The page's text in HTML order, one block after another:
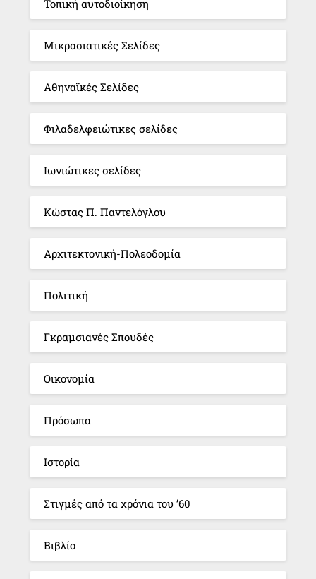
Τοπική αυτοδιοίκηση
Μικρασιατικές Σελίδες
Αθηναϊκές Σελίδες
Φιλαδελφειώτικες σελίδες
Ιωνιώτικες σελίδες
Κώστας Π. Παντελόγλου
Αρχιτεκτονική-Πολεοδομία
Πολιτική
Γκραμσιανές Σπουδές
Οικονομία
Πρόσωπα
Ιστορία
Στιγμές από τα χρόνια του ’60
Βιβλίο